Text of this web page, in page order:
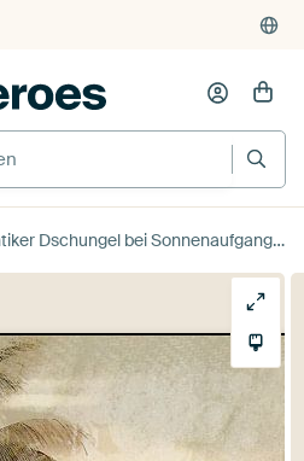
Dschungel bei Sonnenaufgang von Mad Dog Art